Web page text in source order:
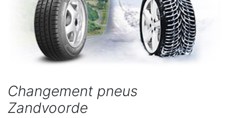
Changement pneus
Zandvoorde